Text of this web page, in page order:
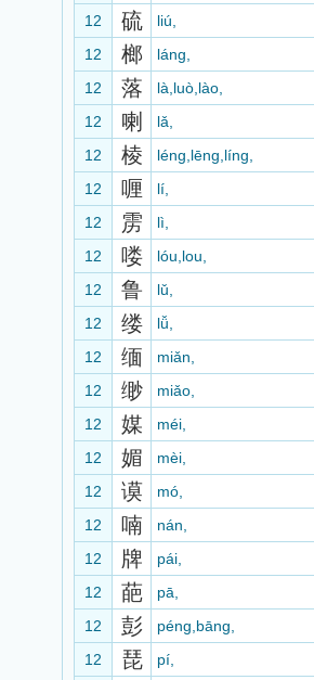
12
硫
liú,
12
榔
láng,
12
落
là,luò,lào,
12
喇
lǎ,
12
棱
léng,lēng,líng,
12
喱
lí,
12
雳
lì,
12
喽
lóu,lou,
12
鲁
lǔ,
12
缕
lǚ,
12
缅
miǎn,
12
缈
miǎo,
12
媒
méi,
12
媚
mèi,
12
谟
mó,
12
喃
nán,
12
牌
pái,
12
葩
pā,
12
彭
péng,bāng,
12
琵
pí,